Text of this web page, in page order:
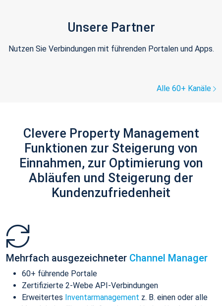
Unsere Partner
Nutzen Sie Verbindungen mit führenden Portalen und Apps.
Alle 60+ Kanäle
Clevere Property Management
Funktionen zur Steigerung von
Einnahmen, zur Optimierung von
Abläufen und Steigerung der
Kundenzufriedenheit
Mehrfach ausgezeichneter Channel Manager
60+ führende Portale
Zertifizierte 2-Webe API-Verbindungen
Erweitertes Inventarmanagement z. B. einen oder alle